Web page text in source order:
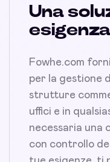
Una
esigenza
Fowhe.com
per la gestione
strutture
uffici e in
necessaria una
con controllo